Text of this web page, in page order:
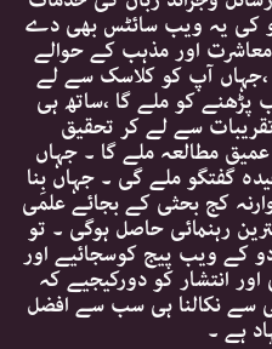
کی یہ ویب سائٹس بھی دے
،معاشرت اور مذہب کے حوالے
آپ کو کلاسک سے لے
پڑھنے کو ملے گا ،ساتھ ہی
سے لے کر تحقیق
مطالعہ ملے گا ۔ جہاں
گفتگو ملے گی ۔ جہاں بِنا
کج بحثی کے بجائے علمی
رہنمائی حاصل ہوگی ۔ تو
کے ویب پیج کوسجائیے اور
انتشار کو دورکیجیے کہ
سے نکالنا ہی سب سے افضل
ہے ۔